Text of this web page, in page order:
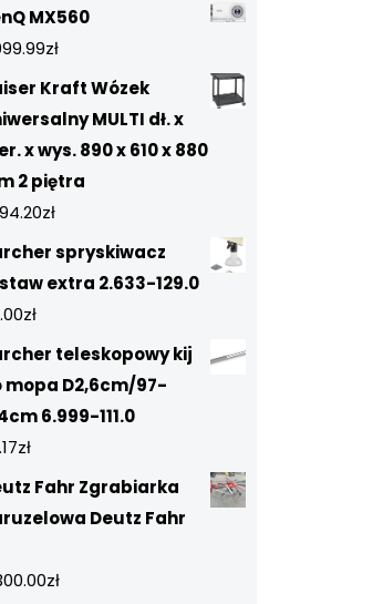
MX560
zł
Kraft Wózek
MULTI dł. x
x wys. 890 x 610 x 880
2 piętra
zł
spryskiwacz
extra 2.633-129.0
zł
teleskopowy kij
mopa D2,6cm/97-
6.999-111.0
zł
Fahr Zgrabiarka
Deutz Fahr
zł